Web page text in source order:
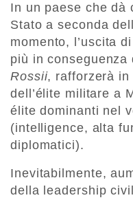
In un paese che dà
Stato a seconda
momento, l’uscita
più in
Rossii, rafforzerà in
dell’élite militare a
élite dominanti nel
(intelligence, alta
diplomatici).
Inevitabilmente,
della leadership